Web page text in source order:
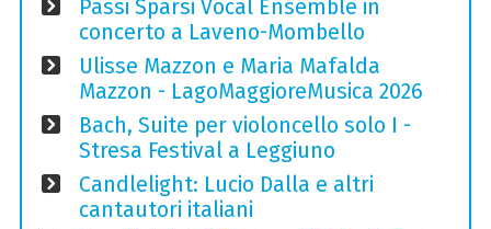
Passi Sparsi Vocal Ensemble in
concerto a Laveno-Mombello
Ulisse Mazzon e Maria Mafalda
Mazzon - LagoMaggioreMusica 2026
Bach, Suite per violoncello solo I -
Stresa Festival a Leggiuno
Candlelight: Lucio Dalla e altri
cantautori italiani